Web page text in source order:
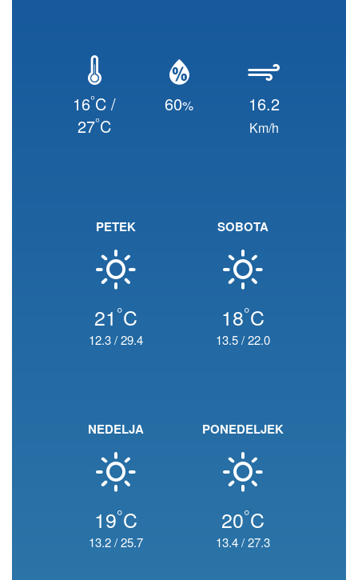
16°C /
27°C
60% 16.2
Km/h
PETEK
21 °C
12.3/29.4
SOBOTA
18°C
13.5/22.0
NEDELJA
19°C
13.2/25.7
PONEDELJEK
20°C
13.4/27.3